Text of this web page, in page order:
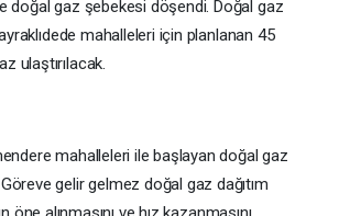
doğal gaz şebekesi döşendi. Doğal gaz
mahalleleri için planlanan 45
ulaştırılacak.
mahalleleri ile başlayan doğal gaz
gelir gelmez doğal gaz dağıtım